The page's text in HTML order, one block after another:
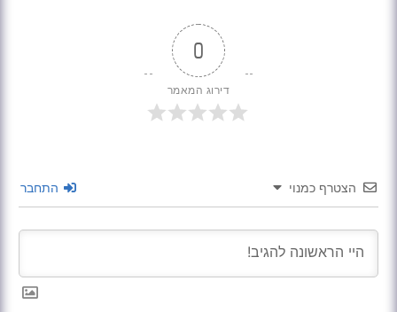
0
דירוג המאמר
הצטרף כמנוי התחבר